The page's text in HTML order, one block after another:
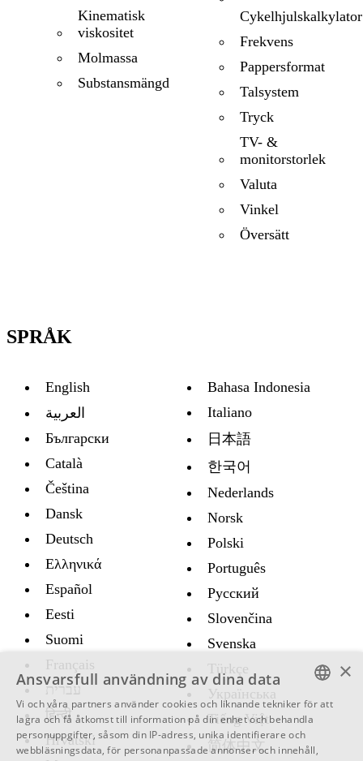
Kinematisk
viskositet
Molmassa
Substansmängd
Cykelhjulskalkylator
Frekvens
Pappersformat
Talsystem
Tryck
TV- &
monitorstorlek
Valuta
Vinkel
Översätt
SPRÅK
English
العربية
Български
Català
Čeština
Dansk
Deutsch
Ελληνικά
Español
Eesti
Suomi
Français
עברית
हिन्दी
Hrvatski
Bahasa Indonesia
Italiano
日本語
한국어
Nederlands
Norsk
Polski
Português
Русский
Slovenčina
Svenska
Türkçe
Украïнська
Tiếng Việt
简体中文
ENGLISH
SWEDISH
×
Ansvarsfull användning av dina data
Vi och våra partners använder cookies och liknande tekniker för att
lagra och få åtkomst till information på din enhet och behandla
personuppgifter, såsom din IP-adress, unika identifierare och
webbläsningsdata, för personanpassade annonser och innehåll,